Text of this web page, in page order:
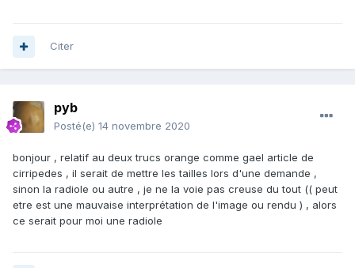
Citer
pyb
Posté(e) 14 novembre 2020
bonjour , relatif au deux trucs orange comme gael article de
cirripedes , il serait de mettre les tailles lors d'une demande ,
sinon la radiole ou autre , je ne la voie pas creuse du tout (( peut
etre est une mauvaise interprétation de l'image ou rendu ) , alors
ce serait pour moi une radiole